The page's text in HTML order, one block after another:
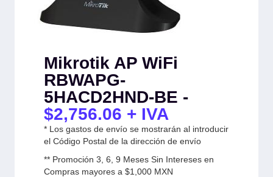
Mikrotik AP WiFi
RBWAPG-
5HACD2HND-BE -
$2,756.06 + IVA
* Los gastos de envío se mostrarán al introducir
el Código Postal de la dirección de envío
** Promoción 3, 6, 9 Meses Sin Intereses en
Compras mayores a $1,000 MXN